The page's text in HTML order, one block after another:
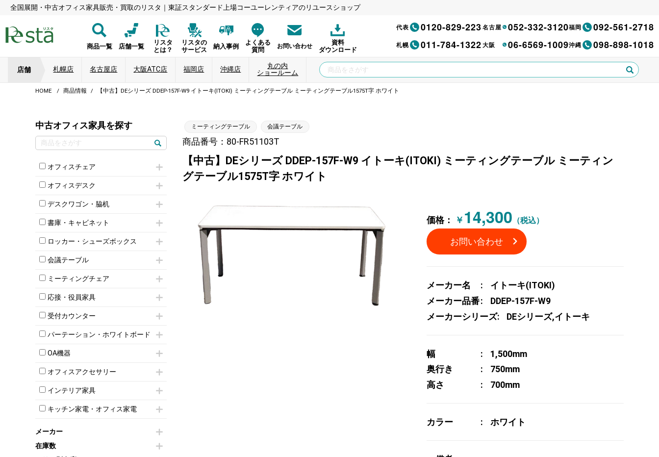
全国展開・中古オフィス家具販売・買取のリスタ｜東証スタンダード上場コーユーレンティアのリユースショップ
商品一覧 店舗一覧
リスタ
とは？
リスタの
サービス
納入事例
よくある
質問
お問い合わせ
資料
ダウンロード
代表 0120-829-223名古屋 052-332-3120福岡 092-561-2718
札幌 011-784-1322大阪 06-6569-1009沖縄 098-898-1018
店舗 札幌店 名古屋店 大阪ATC店 福岡店 沖縄店
丸の内
ショールーム
HOME 商品情報 【中古】DEシリーズ DDEP-157F-W9 イトーキ(ITOKI) ミーティングテーブル ミーティングテーブル1575T字 ホワイト
中古オフィス家具を探す
オフィスチェア
肘付きチェア
肘無しチェア
役員チェア
オフィスチェアその他
オフィスデスク
片袖机
フリーアドレスデスク（ベンチデスク）
昇降デスク
両袖机
デスクワゴン・脇机
インワゴン2段
インワゴン3段
脇机
書庫・キャビネット
ハイキャビネット
ローキャビネット
両開きキャビネット
上下連結キャビネット
軽量ラック（スチールラック）
収納家具その他
オープン書庫
両開書庫
引き違い書庫
ロッカー・シューズボックス
1人用ロッカー
2人用ロッカー
3人用ロッカー
5人用ロッカー
8人用ロッカー
多人数ロッカー
シリンダー錠ロッカー
ダイヤル錠ロッカー
ボタン錠ロッカー
シューズロッカー・下駄箱
ロッカーその他
会議テーブル
ミーティングテーブル
スタッキングテーブル
ネスティングテーブル
カウンターテーブル
T字脚テーブル
会議テーブルW1200～
会議テーブルW1800～
折りたたみ会議テーブル
ハイテーブル
ミーティングチェア
キャスター付きミーティングチェア
スタッキングミーティングチェア
テーブル付きミーティングチェア
折りたたみミーティングチェア
ハイチェア
ミーティングチェアその他
応接・役員家具
応接セット
応接ソファ
応接チェア
応接・役員家具その他
受付カウンター
ハイカウンター
ローカウンター
ラウンジカウンター
パーテーション・ホワイトボード
パーテーション
自立タイプパーテーション
パーテーションその他
壁掛けホワイトボード
ホワイトボードその他
OA機器
iPad
電話機（ビジネスフォン）
シュレッダー
スクリーン
プリンター・コピー機
オフィスアクセサリー
チェア用台車
演台・講演台・演説台
防音パネル
コートハンガー・ポールハンガー
傘立て
インテリア家具
モールドチェア
ダイニングチェア
カウンターテーブル
センターテーブル・サイドテーブル
キッチン家電・オフィス家電
冷蔵庫・洗濯機
空気清浄機・加湿器
電子レンジ
メーカー
在庫数
ミーティングテーブル 会議テーブル
商品番号：80-FR51103T
【中古】DEシリーズ DDEP-157F-W9 イトーキ(ITOKI) ミーティングテーブル ミーティン
グテーブル1575T字 ホワイト
価格： ￥ 14,300 （税込）
お問い合わせ
メーカー名
イトーキ(ITOKI)
メーカー品番
DDEP-157F-W9
メーカーシリーズ
DEシリーズ,イトーキ
幅
1,500mm
奥行き
750mm
高さ
700mm
カラー ホワイト